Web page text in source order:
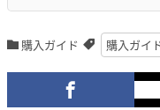
購入ガイド 購入ガイ